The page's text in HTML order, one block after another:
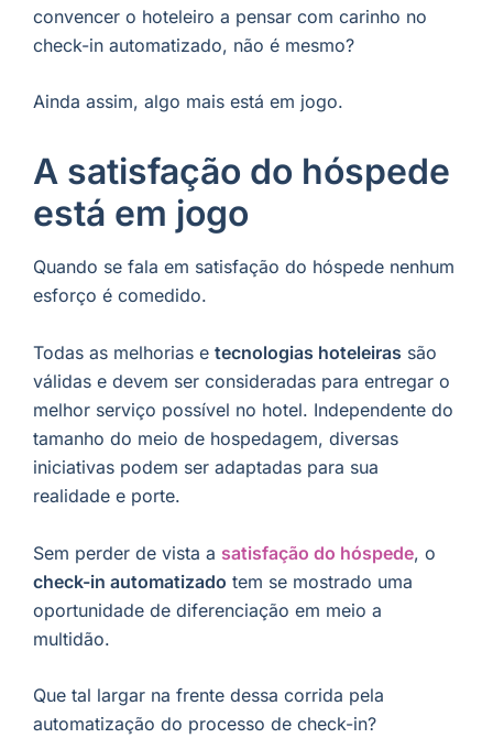
convencer o hoteleiro a pensar com carinho no
check-in automatizado, não é mesmo?
Ainda assim, algo mais está em jogo.
A satisfação do hóspede
está em jogo
Quando se fala em satisfação do hóspede nenhum
esforço é comedido.
Todas as melhorias e tecnologias hoteleiras são
válidas e devem ser consideradas para entregar o
melhor serviço possível no hotel. Independente do
tamanho do meio de hospedagem, diversas
iniciativas podem ser adaptadas para sua
realidade e porte.
Sem perder de vista a satisfação do hóspede, o
check-in automatizado tem se mostrado uma
oportunidade de diferenciação em meio a
multidão.
Que tal largar na frente dessa corrida pela
automatização do processo de check-in?